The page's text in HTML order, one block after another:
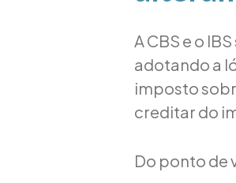
A CBS e o
adotando a
imposto
creditar do
Do ponto de